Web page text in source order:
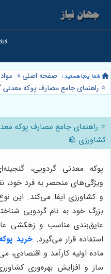
صفحه اصلی »
⭐️ راهنمای جامع مصارف پوکه معدنی
⭐️ راهنمای جامع مصارف پوکه
کشاورزی 🪨
پوکه معدنی گردویی،
ویژگی‌های منحصر به فرد خود،
و کشاورزی ایفا می‌کند. این
بزرگ خود به نام گردویی
عایق‌بندی مناسب و زهکشی
استفاده قرار می‌گیرد. خرید
ماده اولیه کارآمد و اقتصادی،
ساز و افزایش بهره‌وری